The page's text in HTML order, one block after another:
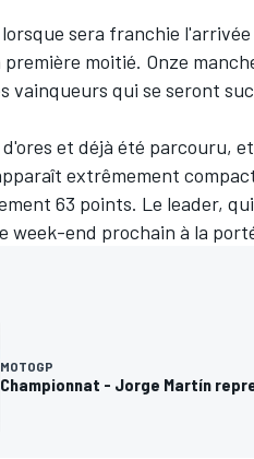
sera franchie
première moitié. Onze
vainqueurs qui se seront
d'ores et déjà été parcouru,
extrêmement
63 points. Le leader,
week-end prochain à la
MOTOGP
Championnat - Jorge Martín